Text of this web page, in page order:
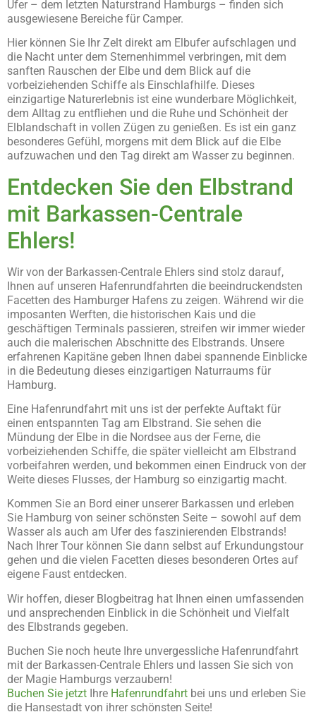
Ufer – dem letzten Naturstrand Hamburgs – finden sich
ausgewiesene Bereiche für Camper.
Hier können Sie Ihr Zelt direkt am Elbufer aufschlagen und
die Nacht unter dem Sternenhimmel verbringen, mit dem
sanften Rauschen der Elbe und dem Blick auf die
vorbeiziehenden Schiffe als Einschlafhilfe. Dieses
einzigartige Naturerlebnis ist eine wunderbare Möglichkeit,
dem Alltag zu entfliehen und die Ruhe und Schönheit der
Elblandschaft in vollen Zügen zu genießen. Es ist ein ganz
besonderes Gefühl, morgens mit dem Blick auf die Elbe
aufzuwachen und den Tag direkt am Wasser zu beginnen.
Entdecken Sie den Elbstrand
mit Barkassen-Centrale
Ehlers!
Wir von der Barkassen-Centrale Ehlers sind stolz darauf,
Ihnen auf unseren Hafenrundfahrten die beeindruckendsten
Facetten des Hamburger Hafens zu zeigen. Während wir die
imposanten Werften, die historischen Kais und die
geschäftigen Terminals passieren, streifen wir immer wieder
auch die malerischen Abschnitte des Elbstrands. Unsere
erfahrenen Kapitäne geben Ihnen dabei spannende Einblicke
in die Bedeutung dieses einzigartigen Naturraums für
Hamburg.
Eine Hafenrundfahrt mit uns ist der perfekte Auftakt für
einen entspannten Tag am Elbstrand. Sie sehen die
Mündung der Elbe in die Nordsee aus der Ferne, die
vorbeiziehenden Schiffe, die später vielleicht am Elbstrand
vorbeifahren werden, und bekommen einen Eindruck von der
Weite dieses Flusses, der Hamburg so einzigartig macht.
Kommen Sie an Bord einer unserer Barkassen und erleben
Sie Hamburg von seiner schönsten Seite – sowohl auf dem
Wasser als auch am Ufer des faszinierenden Elbstrands!
Nach Ihrer Tour können Sie dann selbst auf Erkundungstour
gehen und die vielen Facetten dieses besonderen Ortes auf
eigene Faust entdecken.
Wir hoffen, dieser Blogbeitrag hat Ihnen einen umfassenden
und ansprechenden Einblick in die Schönheit und Vielfalt
des Elbstrands gegeben.
Buchen Sie noch heute Ihre unvergessliche Hafenrundfahrt
mit der Barkassen-Centrale Ehlers und lassen Sie sich von
der Magie Hamburgs verzaubern!
Buchen Sie jetzt Ihre Hafenrundfahrt bei uns und erleben Sie
die Hansestadt von ihrer schönsten Seite!